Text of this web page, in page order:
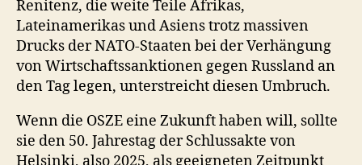
Renitenz, die weite Teile Afrikas,
Lateinamerikas und Asiens trotz massiven
Drucks der NATO-Staaten bei der Verhängung
von Wirtschaftssanktionen gegen Russland an
den Tag legen, unterstreicht diesen Umbruch.
Wenn die OSZE eine Zukunft haben will, sollte
sie den 50. Jahrestag der Schlussakte von
Helsinki, also 2025, als geeigneten Zeitpunkt